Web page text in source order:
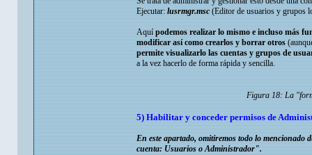
Ejecutar:lusrmgr.msc(Editor de usuarios y grupos
Aquípodemos realizar lo mismo e incluso más
modificar así como crearlos y borrar otros
permite visualizarlo las cuentas y grupos de
a la vez hacerlo de forma rápida y sencilla.
Figura 18: La
5) Habilitar y conceder permisos de
En este apartado, omitiremos todo lo mencionado
cuenta: Usuarios o Administrador".